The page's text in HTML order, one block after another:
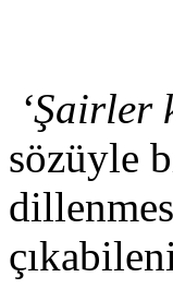
‘Şairler
sözüyle